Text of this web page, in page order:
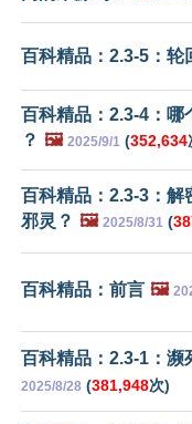
百科精品：2.3-5：轮
百科精品：2.3-4：哪
？ 🖼️ 2025/9/1 (352,634
百科精品：2.3-3：解
邪灵？ 🖼️ 2025/8/31 (
百科精品：前言 🖼️
百科精品：2.3-1：濒
2025/8/28 (381,948次)